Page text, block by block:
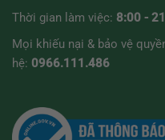
Thời gian làm việc: 8:00 -
Mọi khiếu nại & bảo vệ
hệ: 0966.111.486